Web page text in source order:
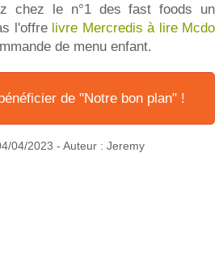
chez le n°1 des fast foods un
l'offre livre Mercredis à lire Mcdo
de menu enfant.
de "Notre bon plan" !
04/2023 - Auteur : Jeremy